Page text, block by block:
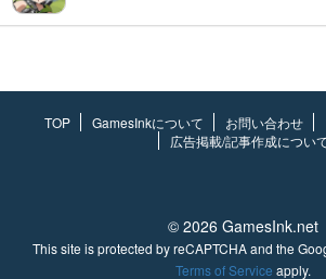
TOP GamesInkについて お問い合わせ
広告掲載/記事作成につい
© 2026 GamesInk.net
This site is protected by reCAPTCHA and the
Terms of Service apply.